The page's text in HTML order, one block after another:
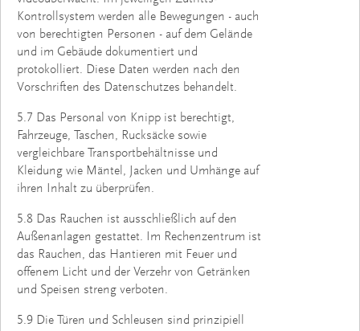
Kontrollsystem werden alle Bewegungen - auch
von berechtigten Personen - auf dem Gelände
und im Gebäude dokumentiert und
protokolliert. Diese Daten werden nach den
Vorschriften des Datenschutzes behandelt.
5.7 Das Personal von Knipp ist berechtigt,
Fahrzeuge, Taschen, Rucksäcke sowie
vergleichbare Transportbehältnisse und
Kleidung wie Mäntel, Jacken und Umhänge auf
ihren Inhalt zu überprüfen.
5.8 Das Rauchen ist ausschließlich auf den
Außenanlagen gestattet. Im Rechenzentrum ist
das Rauchen, das Hantieren mit Feuer und
offenem Licht und der Verzehr von Getränken
und Speisen streng verboten.
5.9 Die Türen und Schleusen sind prinzipiell